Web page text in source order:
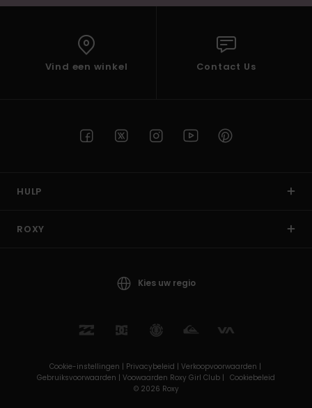
Vind een winkel Contact Us
HULP
ROXY
Kies uw regio
Cookie-instellingen | Privacybeleid | Verkoopvoorwaarden |
Gebruiksvoorwaarden | Voowaarden Roxy Girl Club | Cookiebeleid
© 2026 Roxy